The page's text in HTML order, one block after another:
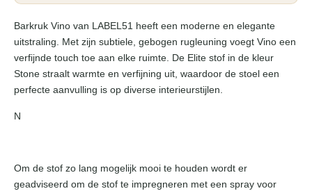
Barkruk Vino van LABEL51 heeft een moderne en elegante
uitstraling. Met zijn subtiele, gebogen rugleuning voegt Vino een
verfijnde touch toe aan elke ruimte. De Elite stof in de kleur
Stone straalt warmte en verfijning uit, waardoor de stoel een
perfecte aanvulling is op diverse interieurstijlen.
N
Om de stof zo lang mogelijk mooi te houden wordt er
geadviseerd om de stof te impregneren met een spray voor